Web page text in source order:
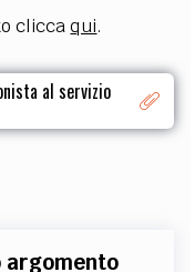
cliccaqui.
al servizio